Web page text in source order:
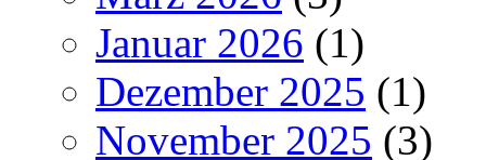
Januar 2026 (1)
Dezember 2025 (1)
November 2025 (3)